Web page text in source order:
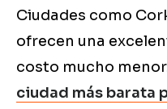
Ciudades como
ofrecen una
costo mucho
ciudad más barata